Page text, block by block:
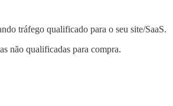
tráfego qualificado para o seu site/SaaS.
não qualificadas para compra.